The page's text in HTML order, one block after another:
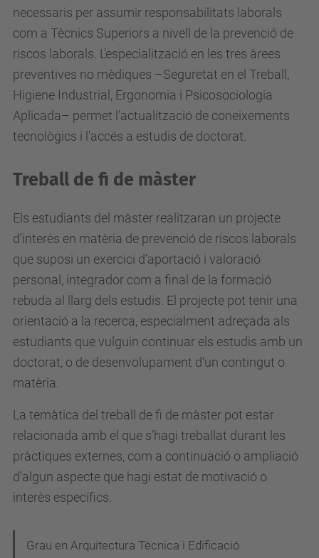
necessaris per assumir responsabilitats laborals
com a Tècnics Superiors a nivell de la prevenció de
riscos laborals. L'especialització en les tres àrees
preventives no mèdiques –Seguretat en el Treball,
Higiene Industrial, Ergonomia i Psicosociologia
Aplicada– permet l'actualització de coneixements
tecnològics i l'accés a estudis de doctorat.
Treball de fi de màster
Els estudiants del màster realitzaran un projecte
d’interès en matèria de prevenció de riscos laborals
que suposi un exercici d’aportació i valoració
personal, integrador com a final de la formació
rebuda al llarg dels estudis. El projecte pot tenir una
orientació a la recerca, especialment adreçada als
estudiants que vulguin continuar els estudis amb un
doctorat, o de desenvolupament d’un contingut o
matèria.
La temàtica del treball de fi de màster pot estar
relacionada amb el que s’hagi treballat durant les
pràctiques externes, com a continuació o ampliació
d’algun aspecte que hagi estat de motivació o
interès específics.
Grau en Arquitectura Tècnica i Edificació